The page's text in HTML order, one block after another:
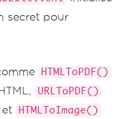
secret pour
HTMLToPDF()
URLToPDF()
et HTMLToImage()